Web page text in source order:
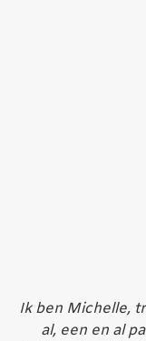
Ik ben Michelle,
al, een en al